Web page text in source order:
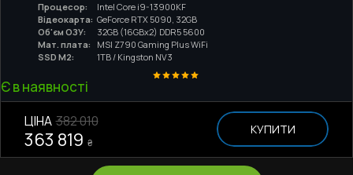
Процесор:
Intel Core i9-13900KF
Відеокарта: GeForce RTX 5090, 32GB
Об'єм ОЗУ:
32GB (16GBx2) DDR5 5600
Мат. плата:
MSI Z790 Gaming Plus WiFi
SSD M2:
1TB / Kingston NV3
Є в наявності
ЦІНА 382 010
363 819 ₴
КУПИТИ